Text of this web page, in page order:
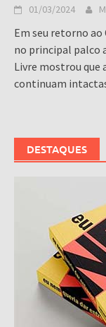
01/03/2024
Em seu retorno ao
no principal palco
Livre mostrou que
continuam
DESTAQUES